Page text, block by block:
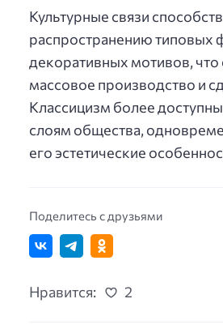
Культурные связи
распространению типовых
декоративных мотивов, что
массовое производство и
Классицизм более
слоям общества,
его эстетические
Поделитесь с друзьями
Нравится: 2